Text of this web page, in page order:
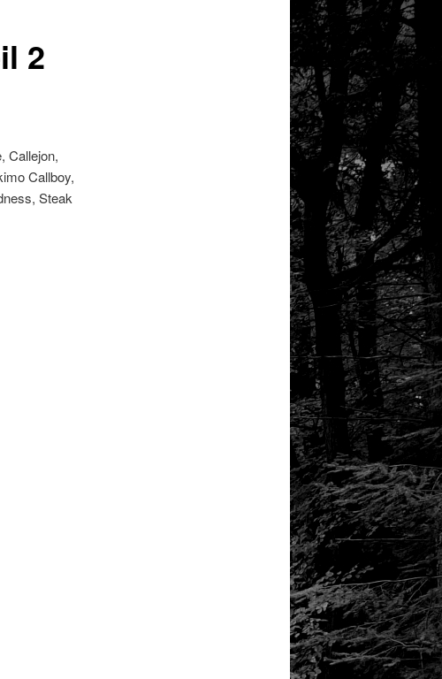
2
Callejon,
Callboy,
Steak